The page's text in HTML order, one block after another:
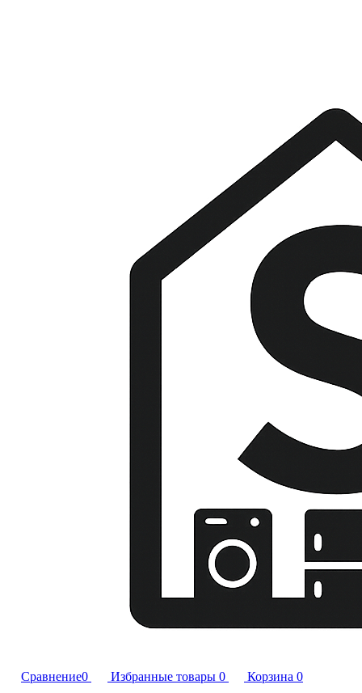
Сравнение0 Избранные товары 0 Корзина 0